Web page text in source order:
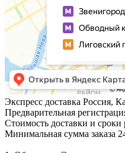
Экспресс доставка Россия,
Предварительная
Стоимость доставки и
Минимальная сумма заказа